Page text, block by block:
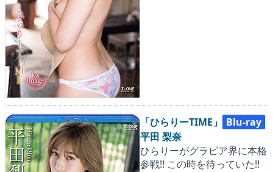
「ひらりーTIME」
Blu-ray
平田 梨奈
ひらりーがグラビア界に本格
参戦!! この時を待っていた!!